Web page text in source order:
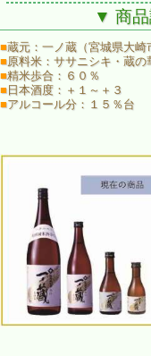
「一ノ蔵 特別純米酒 辛口
「スタンダード」として
穏やかな落ち着いた香り
爽やかで上品な苦味とが
上品で深みのある純米酒
また和食系の多くの肴との
▼ 商
■蔵元：一ノ蔵（宮城県大崎
■原料米：ササニシキ・蔵の
■精米歩合：６０％
■日本酒度：＋１～＋３
■アルコール分：１５％台